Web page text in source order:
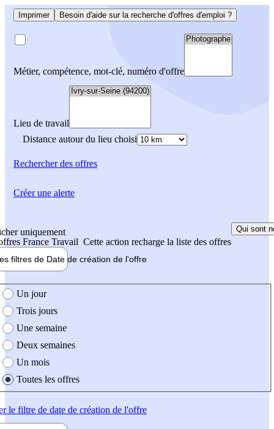
Imprimer Besoin d'aide sur la recherche d'offres d'emploi ?
Métier, compétence, mot-clé, numéro d'offre
Lieu de travail
Distance autour du lieu choisi
Rechercherdes offres
uniquement
France Travail Cette action recharge la liste des offres
Qui sont
filtres de Date de création de l'offre
création de l'offre
Un jour
Trois jours
Une semaine
Deux semaines
Un mois
Toutes les offres
le filtre de date de création de l'offre
Créer une alerte